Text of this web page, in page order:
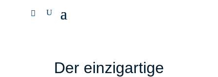
Der einzigartige